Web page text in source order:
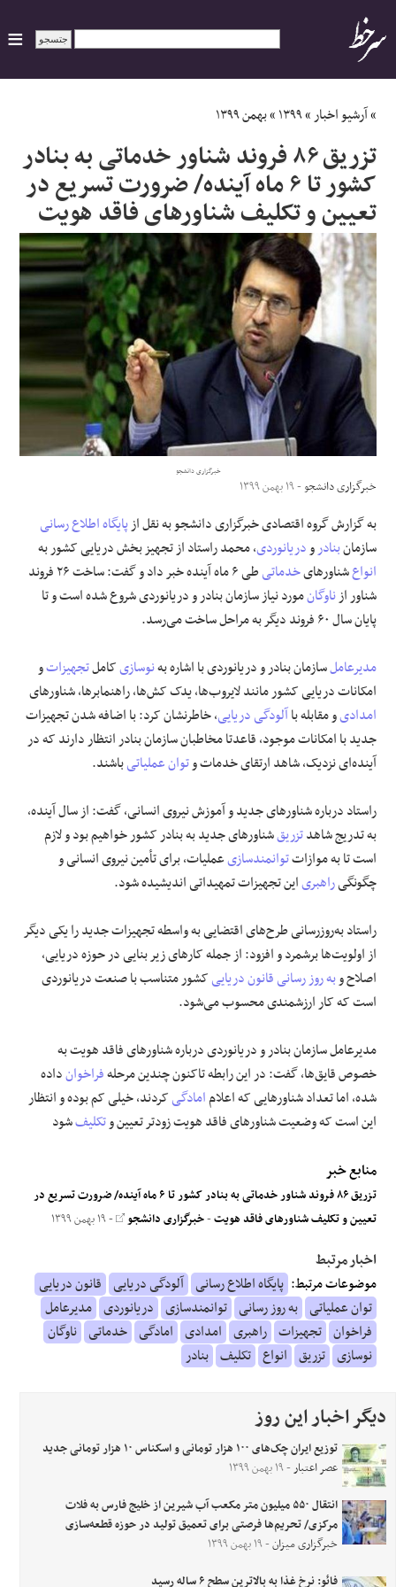
ایران
سیاسی
اقتصاد
ورزشی
جهان
اجتماعی
حوادث
علوم و فن آوری
فرهنگی و هنری
مقالات
»آرشیو اخبار»۱۳۹۹»بهمن ۱۳۹۹
تزریق ۸۶ فروند شناور خدماتی به بنادر
کشور تا ۶ ماه آینده/ ضرورت تسریع در
تعیین و تکلیف شناورهای فاقد هویت
خبرگزاری دانشجو
خبرگزاری دانشجو- ۱۹ بهمن ۱۳۹۹
به گزارش گروه اقتصادی خبرگزاری دانشجو به نقل ازپایگاه اطلاع رسانی
سازمانبنادرودریانوردی، محمد راستاد از تجهیز بخش دریایی کشور به
انواعشناور‌هایخدماتی
طی ۶ ماه آینده خبر داد و گفت: ساخت ۲۶ فروند
شناور ازناوگانمورد نیاز سازمان بنادر و دریانوردی شروع شده است و تا
پایان سال ۶۰ فروند دیگر به مراحل ساخت می‌رسد.
مدیرعاملسازمان بنادر و دریانوردی با اشاره بهنوسازیکاملتجهیزاتو
امکانات دریایی کشور مانند لایروب‌ها، یدک کش‌ها، راهنمابرها، شناور‌های
امدادیو مقابله باآلودگی دریایی، خاطرنشان کرد: با اضافه شدن تجهیزات
جدید با امکانات موجود، قاعدتا مخاطبان سازمان بنادر انتظار دارند که در
آینده‌ای نزدیک، شاهد ارتقای خدمات وتوان عملیاتیباشند.
راستاد درباره شناور‌های جدید و آموزش نیروی انسانی، گفت: از سال آینده،
به تدریج شاهدتزریقشناور‌های جدید به بنادر کشور خواهیم بود و لازم
است تا به موازاتتوانمندسازیعملیات، برای تأمین نیروی انسانی و
چگونگیراهبریاین تجهیزات تمهیداتی اندیشیده شود.
راستاد به‌روز‌رسانی طرح‌های اقتضایی به واسطه تجهیزات جدید را یکی دیگر
از اولویت‌ها برشمرد و افزود: از جمله کار‌های زیر بنایی در حوزه دریایی،
اصلاح وبه روز رسانیقانون دریاییکشور متناسب با صنعت دریانوردی
است که کار ارزشمندی محسوب می‌شود.
مدیرعامل سازمان بنادر و دریانوردی درباره شناور‌های فاقد هویت به
خصوص قایق‌ها، گفت: در این رابطه تاکنون چندین مرحلهفراخوانداده
شده، اما تعداد شناور‌هایی که اعلامامادگیکردند، خیلی کم بوده و انتظار
این است که وضعیت شناور‌های فاقد هویت زودتر تعیین وتکلیفشود
منابع خبر
تزریق ۸۶ فروند شناور خدماتی به بنادر کشور تا ۶ ماه آینده/ ضرورت تسریع در
تعیین و تکلیف شناورهای فاقد هویت-خبرگزاری دانشجو - ۱۹ بهمن ۱۳۹۹
اخبار مرتبط
موضوعات مرتبط: پایگاه اطلاع رسانی آلودگی دریایی قانون دریایی
توان عملیاتی به روز رسانی توانمندسازی دریانوردی مدیرعامل
فراخوان تجهیزات راهبری امدادی امادگی خدماتی ناوگان
نوسازی تزریق انواع تکلیف بنادر
دیگر اخبار این روز
توزیع ایران چک‌های ۱۰۰ هزار تومانی و اسکناس ۱۰ هزار تومانی جدید
عصر اعتبار- ۱۹ بهمن ۱۳۹۹
انتقال ۵۵۰ میلیون متر مکعب آب شیرین از خلیج فارس به فلات
مرکزی/ تحریم‌ها فرصتی برای تعمیق تولید در حوزه قطعه‌سازی
خبرگزاری میزان- ۱۹ بهمن ۱۳۹۹
فائو: نرخ غذا به بالاترین سطح ۶ ساله رسید